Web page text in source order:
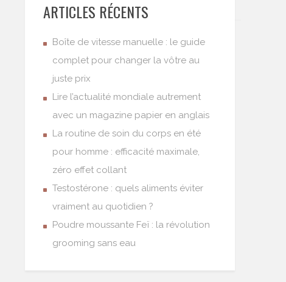
ARTICLES RÉCENTS
Boîte de vitesse manuelle : le guide
complet pour changer la vôtre au
juste prix
Lire l’actualité mondiale autrement
avec un magazine papier en anglais
La routine de soin du corps en été
pour homme : efficacité maximale,
zéro effet collant
Testostérone : quels aliments éviter
vraiment au quotidien ?
Poudre moussante Feï : la révolution
grooming sans eau